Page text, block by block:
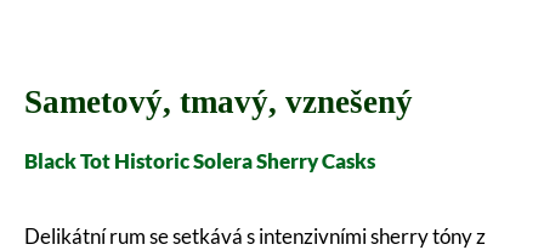
Sametový, tmavý, vznešený
Black Tot Historic Solera Sherry Casks
Delikátní rum se setkává s intenzivními sherry tóny z